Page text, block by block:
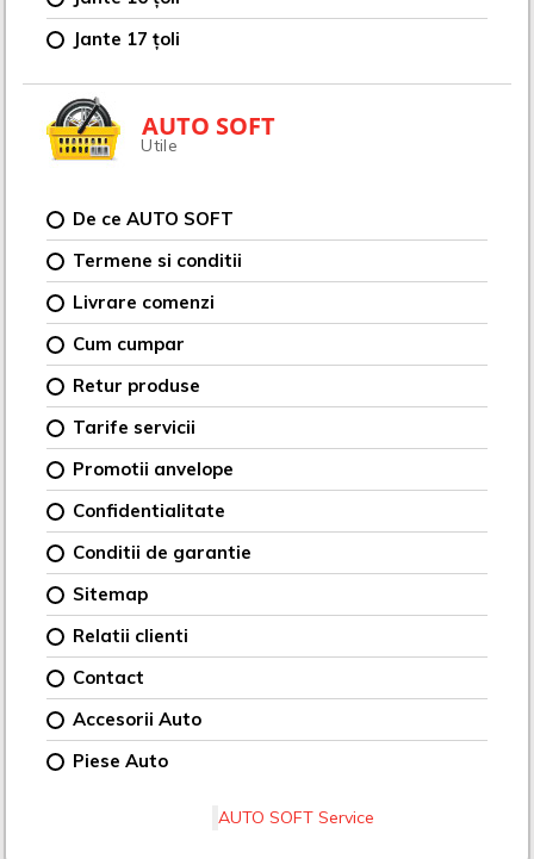
Jante 17 țoli
AUTO SOFT
Utile
De ce AUTO SOFT
Termene si conditii
Livrare comenzi
Cum cumpar
Retur produse
Tarife servicii
Promotii anvelope
Confidentialitate
Conditii de garantie
Sitemap
Relatii clienti
Contact
Accesorii Auto
Piese Auto
AUTO SOFT Service